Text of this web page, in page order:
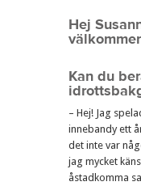
Hej
Kan du
– Hej! Jag
innebandy ett
det inte var
jag mycket
åstadkomma